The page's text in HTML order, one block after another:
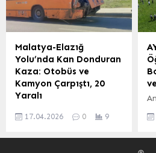
Eğitim Müdürlüğü’nün
koordinasyonunda
yürütülen bu özel
programla, Mesleki Eğitim
Merkezi öğrencileri yerli ve
milli üretime katkı
sağlayacak becerilerle
donatılıyor. Milli Eğitim
Teknik Eğitim Genel
Malatya-Elazığ
Yolu’nda Kan Donduran
Kaza: Otobüs ve
Kamyon Çarpıştı, 20
Yaralı
karayolunda meydana
17.04.2026 0 9